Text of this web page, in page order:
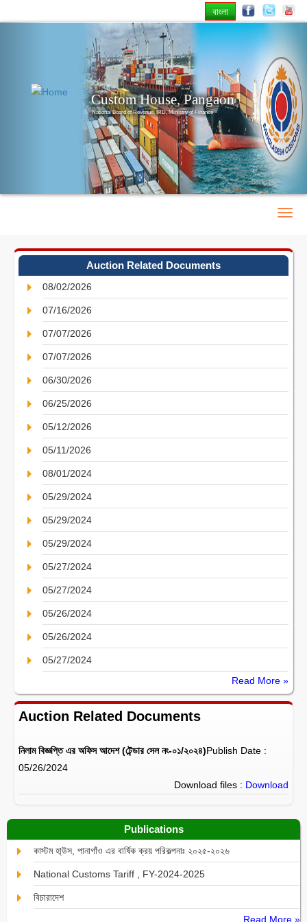
বাংলা
Custom House, Pangaon
National Board of Revenue, IRD, Ministry of Finance
Auction Related Documents
08/02/2026
07/16/2026
07/07/2026
07/07/2026
06/30/2026
06/25/2026
05/12/2026
05/11/2026
08/01/2024
05/29/2024
05/29/2024
05/29/2024
05/27/2024
05/27/2024
05/26/2024
05/26/2024
05/27/2024
Read More »
Auction Related Documents
নিলাম বিজ্ঞপ্তি এর অফিস আদেশ (টেন্ডার সেল নং-০১/২০২৪)Publish Date :
05/26/2024
Download files : Download
Publications
কাস্টম হা্উস, পানাগাঁও এর বার্ষিক ক্রয় পরিকল্পনাঃ ২০২৫-২০২৬
National Customs Tariff , FY-2024-2025
বিচারাদেশ
Read More »